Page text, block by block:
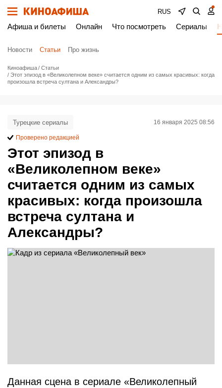
RUS
Афиша и билеты Онлайн Что посмотреть Сериалы
Новости Статьи Про жизнь
Киноафиша
Статьи
Этот эпизод в «Великолепном веке» считается одним из самых красивых: когда
произошла встреча султана и Александры?
Этот эпизод в
«Великолепном веке»
считается одним из самых
красивых: когда произошла
встреча султана и
Александры?
Турецкие сериалы 16 января 2025 08:56
Проверено редакцией
Данная сцена в сериале «Великолепный